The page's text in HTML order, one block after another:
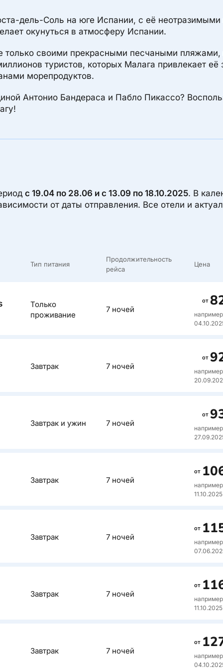
дель-Соль на юге Испании, с её неотразимыми
окунуться в атмосферу Испании.
только своими прекрасными песчаными пляжами,
туристов, которых Малага привлекает её
морепродуктов.
Антонио Бандераса и Пабло Пикассо?
с 19.04 по 28.06 и с 13.09 по 18.10.2025. В
от даты отправления. Все отели и
Тип питания
Продолжительность
рейса
Цена
Только
проживание
7 ночей
от
например
First
Завтрак 7 ночей
от
например
Tent
только
отель
Завтрак и ужин 7 ночей
от
например
Отель
Завтрак 7 ночей
от
например
11.10.2025
Завтрак 7 ночей
от
например
семейные
номера
террасы
немного
Завтрак 7 ночей
от
например
11.10.2025
Хороший
Завтрак 7 ночей
от
например